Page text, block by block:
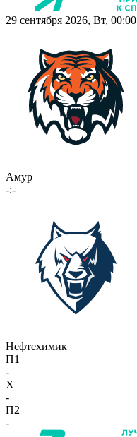
29 сентября 2026, Вт, 00:00
Амур
-:-
Нефтехимик
П1
-
X
-
П2
-